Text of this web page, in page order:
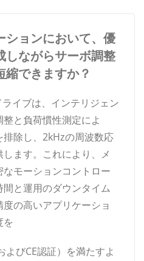
ションにおいて、優
しながらサーボ調整
縮できますか？
イブは、インテリジェン
と負荷慣性測定によ
排除し、2kHzの周波数応
ます。これにより、メ
モーションコントロー
と運用のダウンタイム
の高いアプリケーショ
を
びCE認証）を満たすよ